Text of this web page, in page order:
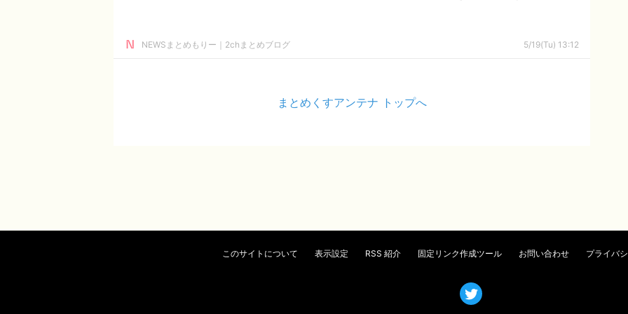
NEWSまとめもりー｜2chまとめブログ 5/19(Tu) 13:12
まとめくすアンテナ トップへ
このサイトについて 表示設定 RSS 紹介 固定リンク作成ツール お問い合わせ プライバ